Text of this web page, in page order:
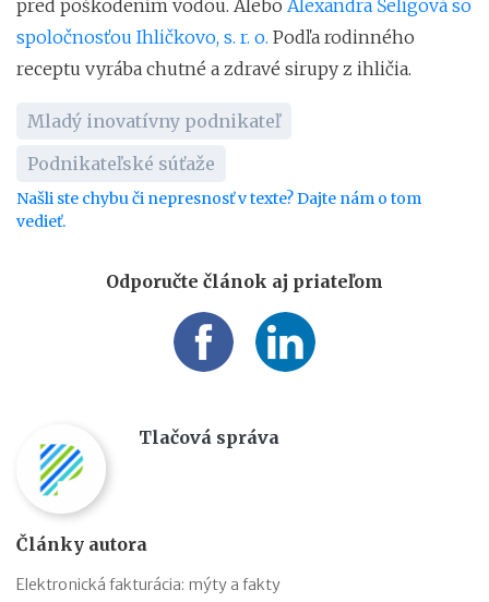
pred poškodením vodou. Alebo Alexandra Šeligová so
spoločnosťou Ihličkovo, s. r. o. Podľa rodinného
receptu vyrába chutné a zdravé sirupy z ihličia.
Mladý inovatívny podnikateľ
Podnikateľské súťaže
Našli ste chybu či nepresnosť v texte? Dajte nám o tom
vedieť.
Odporučte článok aj priateľom
Tlačová správa
Články autora
Elektronická fakturácia: mýty a fakty